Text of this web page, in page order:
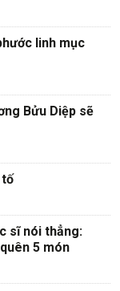
linh mục
Bửu Diệp sẽ
tố
sĩ nói thẳng:
5 món